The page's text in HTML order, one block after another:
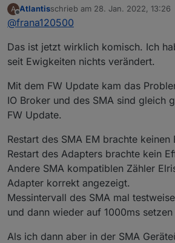
A
Offline
Atlantisschrieb am 28. Jan. 2022, 13:26
zuletzt editiert von
@frana120500
Das ist jetzt wirklich komisch. Ich
seit Ewigkeiten nichts verändert.
Mit dem FW Update kam das
IO Broker und des SMA sind gleich
FW Update.
Restart des SMA EM brachte keinen
Restart des Adapters brachte kein
Andere SMA kompatiblen Zähler
Adapter korrekt angezeigt.
Messintervall des SMA mal
und dann wieder auf 1000ms
Als ich dann aber in der SMA